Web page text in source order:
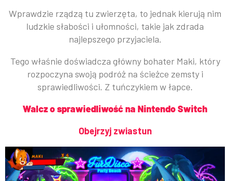
Wprawdzie rządzą tu zwierzęta, to jednak kierują nim
ludzkie słabości i ułomności, takie jak zdrada
najlepszego przyjaciela.
Tego właśnie doświadcza główny bohater Maki, który
rozpoczyna swoją podróż na ścieżce zemsty i
sprawiedliwości. Z tuńczykiem w łapce.
Walcz o sprawiedliwość na Nintendo Switch
Obejrzyj zwiastun